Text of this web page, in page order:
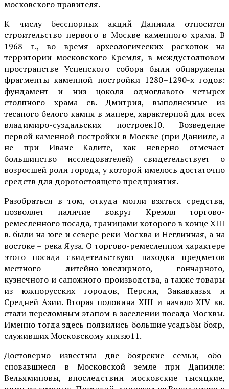
московского правителя.
К числу бесспорных акций Даниила относится
строительство первого в Москве каменного храма. В
1968 г., во время археологических раскопок на
территории московского Кремля, в междустолпо­вом
пространстве Успенского собора были обнару­жены
фрагменты каменной постройки 1280–1290-х годов:
фундамент и низ цоколя одноглавого четырех
столпного храма св. Дмитрия, выполненные из
тесаного белого камня в манере, характерной для всех
владимиро-суздальских построек10. Возведение
первой каменной постройки в Москве (при Данииле, а
не при Иване Калите, как неверно отмечает
большинство исследователей) свидетельствует о
возросшей роли города, у которой имелось достаточно
средств для дорогостоящего предприятия.
Разобраться в том, откуда могли взяться сред­ства,
позволяет наличие вокруг Кремля торгово-
ремесленного посада, границами которого в конце XIII
в. были на юге и севере реки Москва и Неглин­ная, а на
востоке – река Яуза. О торгово-ремесленном характере
этого посада свидетельствуют на­ходки предметов
местного литейно-ювелирного, гончарного,
кузнечного и сапожного производства, а также товары
из южнорусских городов, Персии, Закавказья и
Средней Азии. Вторая половина XIII и начало XIV вв.
стали переломным этапом в засе­лении посада Москвы.
Именно тогда здесь поя­вились большие усадьбы бояр,
служивших Москов­скому князю11.
Достоверно известны две боярские семьи, обо­
сновавшиеся в Московской земле при Данииле:
Вельяминовы, впоследствии московские тысяцкие,